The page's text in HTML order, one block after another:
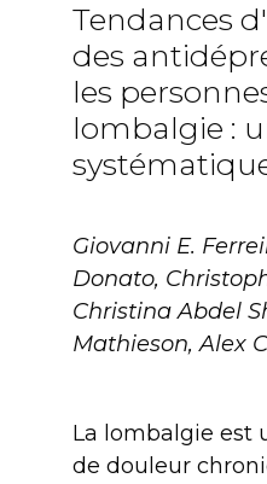
Tendances
des
les
lombalgie :
Giovanni E.
Donato,
Christina Abdel
Mathieson, Alex
La lombalgie est
de douleur